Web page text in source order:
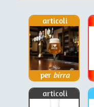
articoli
per birra
articoli